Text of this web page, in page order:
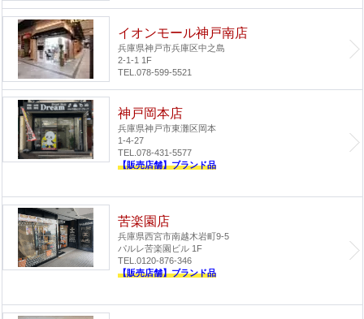
イオンモール神戸南店
兵庫県神戸市兵庫区中之島
2-1-1 1F
TEL.078-599-5521
神戸岡本店
兵庫県神戸市東灘区岡本
1-4-27
TEL.078-431-5577
【販売店舗】ブランド品
苦楽園店
兵庫県西宮市南越木岩町9-5
パルレ苦楽園ビル 1F
TEL.0120-876-346
【販売店舗】ブランド品